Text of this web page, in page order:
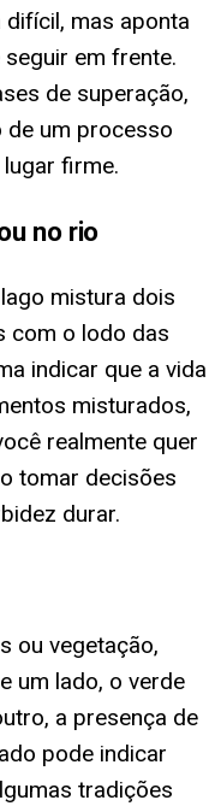
mas aponta
em frente.
de superação,
de um processo
firme.
no rio
mistura dois
com o lodo das
indicar que a vida
misturados,
realmente quer
tomar decisões
durar.
ou vegetação,
um lado, o verde
a presença de
pode indicar
tradições